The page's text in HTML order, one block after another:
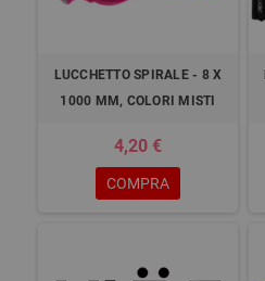
LUCCHETTO SPIRALE - 8 X
1000 MM, COLORI MISTI
4,20 €
COMPRA